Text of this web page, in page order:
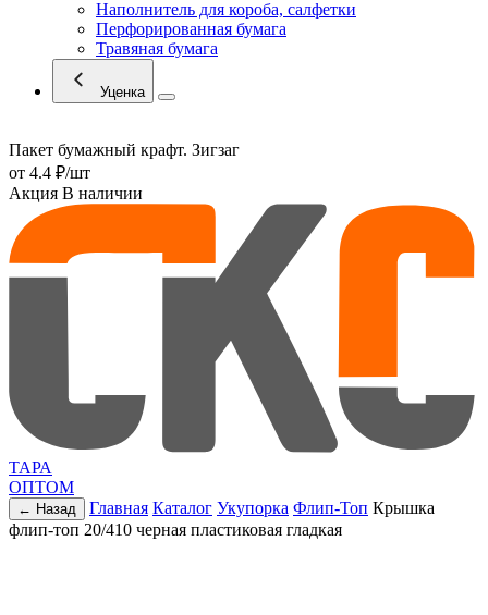
Наполнитель для короба, салфетки
Перфорированная бумага
Травяная бумага
Уценка
Пакет бумажный крафт. Зигзаг
от 4.4 ₽/шт
Акция В наличии
ТАРА
ОПТОМ
← Назад Главная Каталог Укупорка Флип-Топ Крышка
флип-топ 20/410 черная пластиковая гладкая